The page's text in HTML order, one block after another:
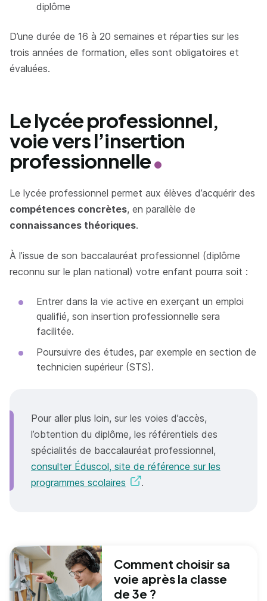
diplôme
D’une durée de 16 à 20 semaines et réparties sur les
trois années de formation, elles sont obligatoires et
évaluées.
Le lycée professionnel,
voie vers l’insertion
professionnelle
Le lycée professionnel permet aux élèves d’acquérir des
compétences concrètes, en parallèle de
connaissances théoriques.
À l’issue de son baccalauréat professionnel (diplôme
reconnu sur le plan national) votre enfant pourra soit :
Entrer dans la vie active en exerçant un emploi
qualifié, son insertion professionnelle sera
facilitée.
Poursuivre des études, par exemple en section de
technicien supérieur (STS).
Pour aller plus loin, sur les voies d’accès,
l’obtention du diplôme, les référentiels des
spécialités de baccalauréat professionnel,
consulter Éduscol, site de référence sur les
programmes scolaires
.
Comment choisir sa
voie après la classe
de 3e ?